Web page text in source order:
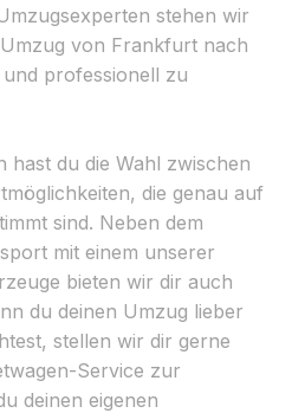
stehen wir
von Frankfurt nach
professionell zu
hast du die Wahl zwischen
die genau auf
sind. Neben dem
mit einem unserer
bieten wir dir auch
du deinen Umzug lieber
stellen wir dir gerne
Service zur
deinen eigenen